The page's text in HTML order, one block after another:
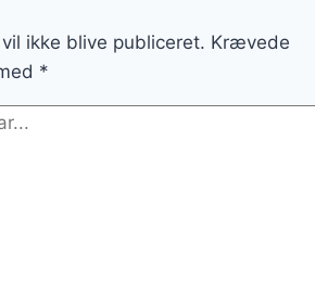
ikke blive publiceret. Krævede
*